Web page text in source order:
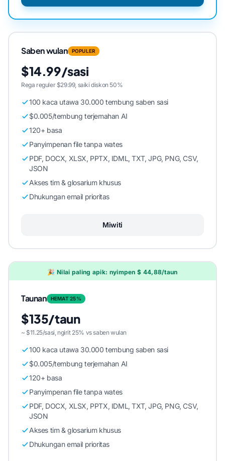
Saben wulan POPULER
$14.99/sasi
Rega reguler $29.99, saiki diskon 50%
100 kaca utawa 30.000 tembung saben sasi
$0.005/tembung terjemahan AI
120+ basa
Panyimpenan file tanpa wates
PDF, DOCX, XLSX, PPTX, IDML, TXT, JPG, PNG, CSV,
JSON
Akses tim & glosarium khusus
Dhukungan email prioritas
Miwiti
🎉 Nilai paling apik: nyimpen $ 44,88/taun
Taunan HEMAT 25%
$135/taun
~ $11.25/sasi, ngirit 25% vs saben wulan
100 kaca utawa 30.000 tembung saben sasi
$0.005/tembung terjemahan AI
120+ basa
Panyimpenan file tanpa wates
PDF, DOCX, XLSX, PPTX, IDML, TXT, JPG, PNG, CSV,
JSON
Akses tim & glosarium khusus
Dhukungan email prioritas